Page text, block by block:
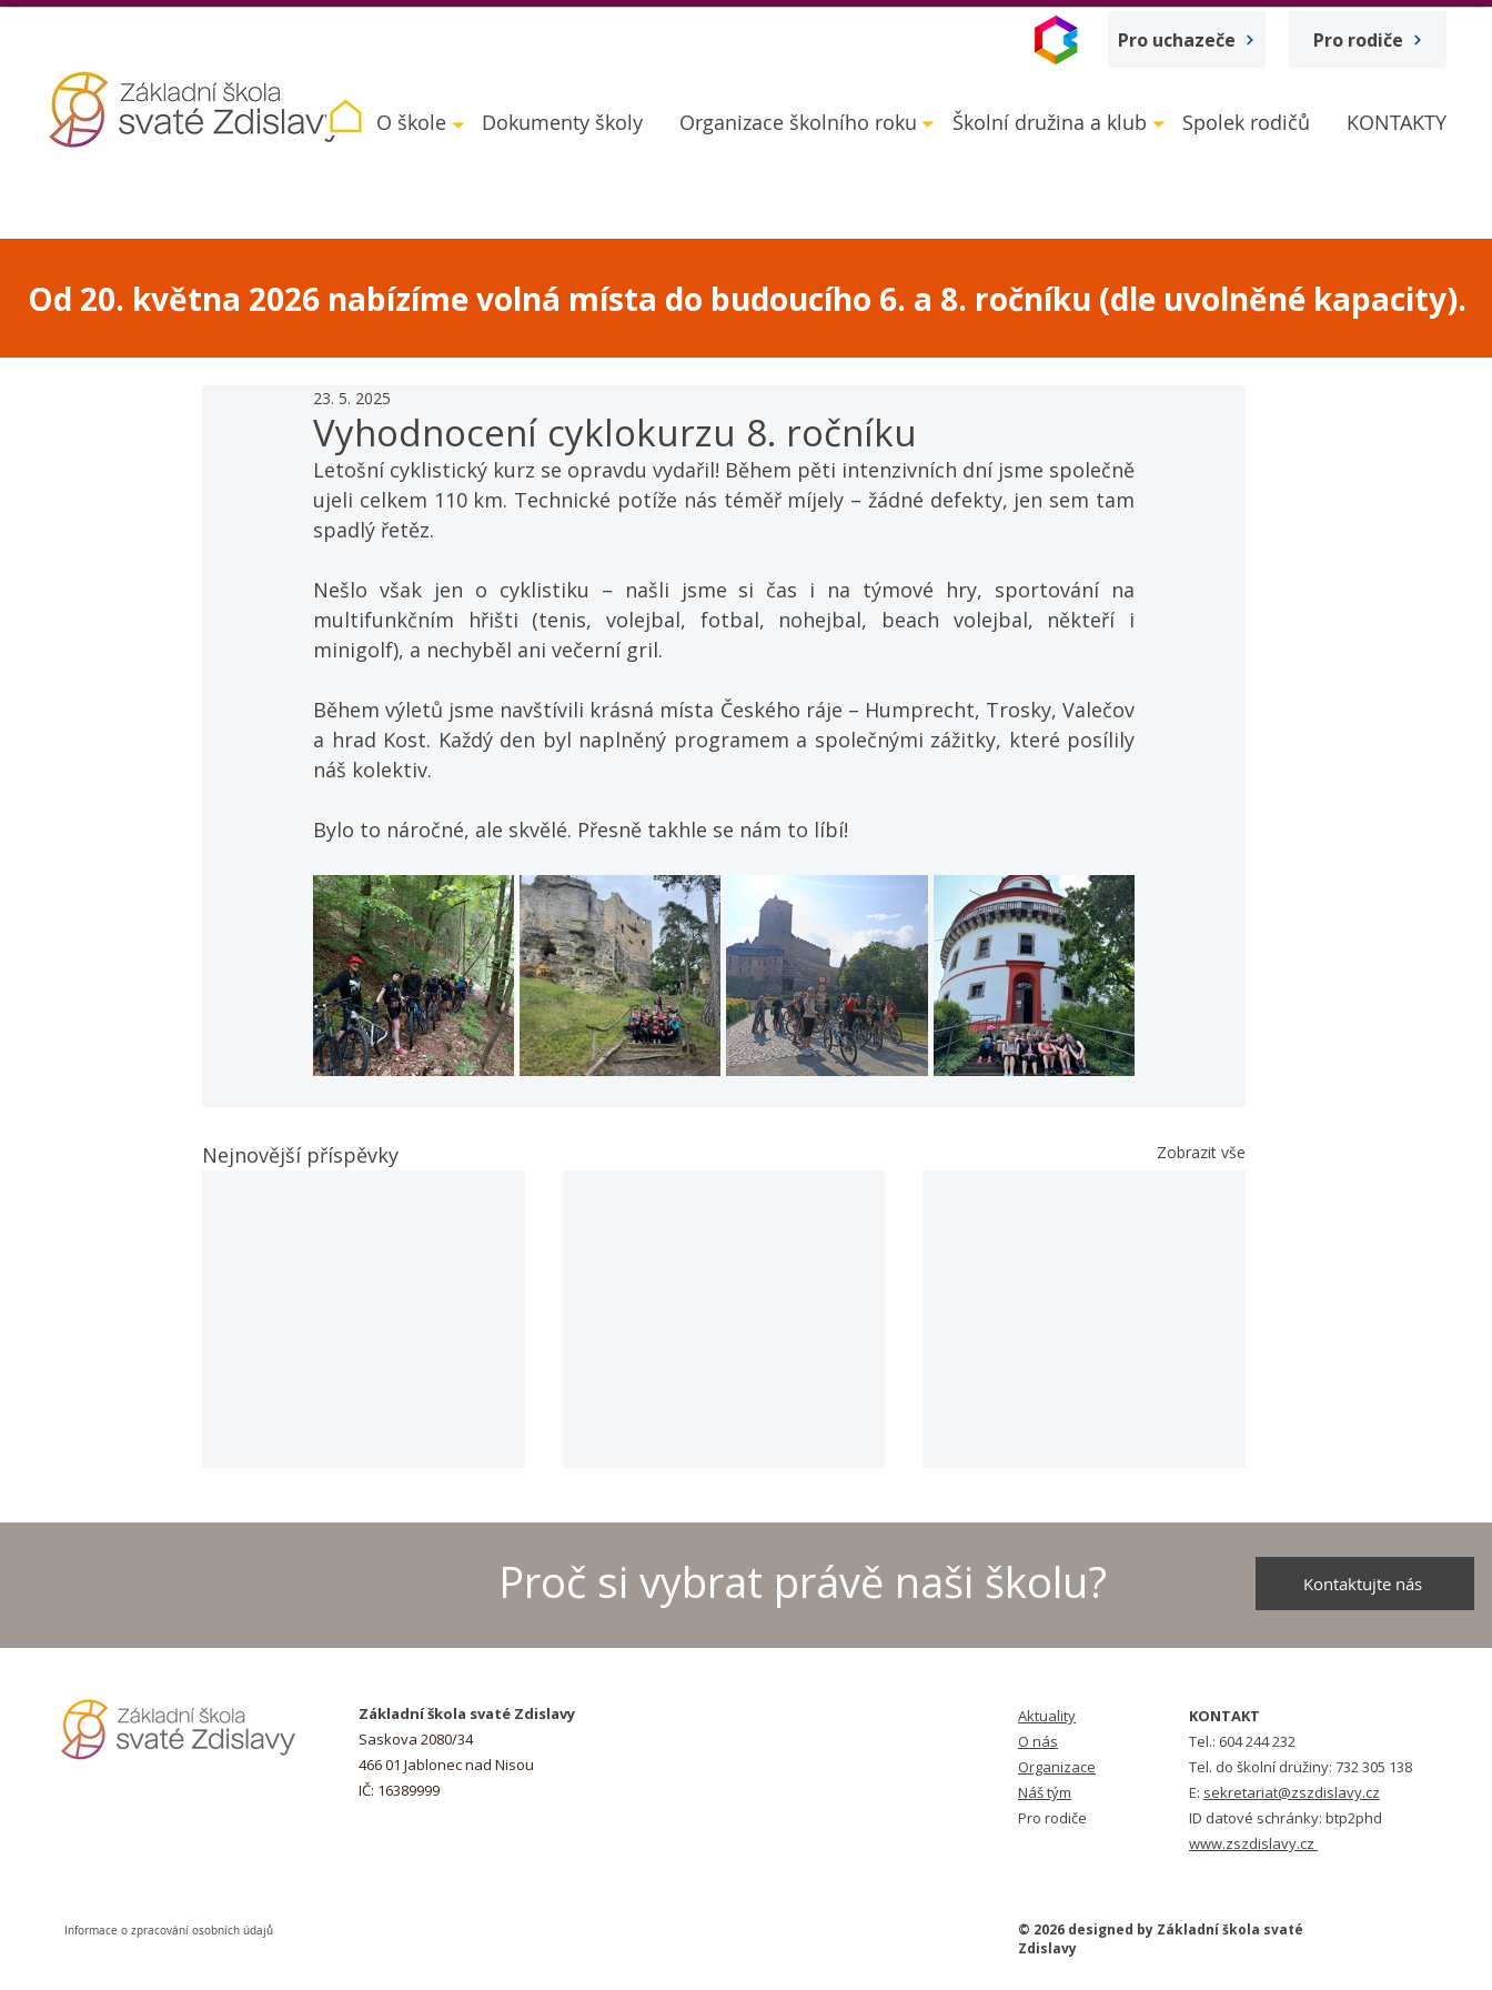
Pro uchazeče Pro rodiče
O škole Dokumenty školy Organizace školního roku Školní družina a klub Spolek rodičů KONTAKTY
Od 20. května 2026 nabízíme volná místa do budoucího 6. a 8. ročníku (dle uvolněné kapacity).
Vyhodnocení cyklokurzu 8. ročníku
23. 5. 2025
Letošní cyklistický kurz se opravdu vydařil! Během pěti intenzivních dní jsme společně
ujeli celkem 110 km. Technické potíže nás téměř míjely – žádné defekty, jen sem tam
spadlý řetěz.
Nešlo však jen o cyklistiku – našli jsme si čas i na týmové hry, sportování na
multifunkčním hřišti (tenis, volejbal, fotbal, nohejbal, beach volejbal, někteří i
minigolf), a nechyběl ani večerní gril.
Během výletů jsme navštívili krásná místa Českého ráje – Humprecht, Trosky, Valečov
a hrad Kost. Každý den byl naplněný programem a společnými zážitky, které posílily
náš kolektiv.
Bylo to náročné, ale skvělé. Přesně takhle se nám to líbí!
Nejnovější příspěvky Zobrazit vše
šachu - 2026
Proč si vybrat právě naši školu? Kontaktujte nás
Základní škola svaté Zdislavy
Saskova 2080/34
466 01 Jablonec nad Nisou
IČ: 16389999
Informace o zpracování osobních údajů
Aktuality
O nás
Organizace
Náš tým
Pro rodiče
KONTAKT
Tel.: 604 244 232
Tel. do školní družiny: 732 305 138
E: sekretariat@zszdislavy.cz
ID datové schránky: btp2phd
www.zszdislavy.cz
© 2026 designed by Základní škola svaté
Zdislavy